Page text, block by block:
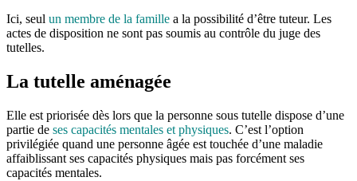
Ici, seul un membre de la famille a la possibilité d’être tuteur. Les
actes de disposition ne sont pas soumis au contrôle du juge des
tutelles.
La tutelle aménagée
Elle est priorisée dès lors que la personne sous tutelle dispose d’une
partie de ses capacités mentales et physiques. C’est l’option
privilégiée quand une personne âgée est touchée d’une maladie
affaiblissant ses capacités physiques mais pas forcément ses
capacités mentales.